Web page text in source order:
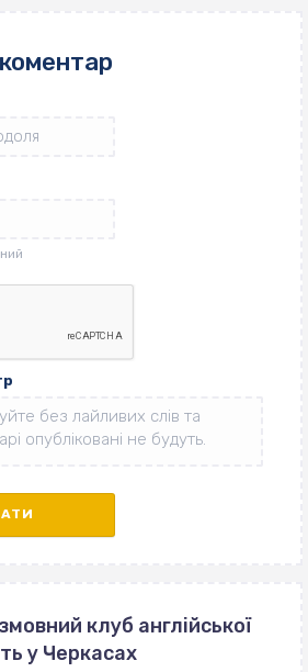
клуб англійської
у Черкасах